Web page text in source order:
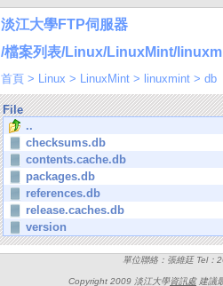
淡江大學FTP伺服器
/檔案列表/Linux/LinuxMint/
首頁 > Linux > LinuxMint > linuxmint > db
File
..
checksums.db
contents.cache.db
packages.db
references.db
release.caches.db
version
單位聯絡：張維廷 Tel
Copyright 2009 淡江大學資訊處建議